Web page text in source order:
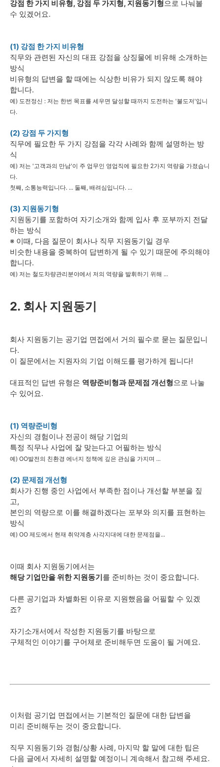
강점 한 가지 비유형, 강점 두 가지형, 지원동기형으로 나눠볼
수 있겠어요.
(1) 강점 한 가지 비유형
직무와 관련된 자신의 대표 강점을 상징물에 비유해 소개하는
방식
비유형의 답변을 할 때에는 식상한 비유가 되지 않도록 해야
합니다.
예) 도전정신 : 저는 한번 목표를 세우면 달성할 때까지 도전하는 '불도저'입니
다.
(2) 강점 두 가지형
직무에 필요한 두 가지 강점을 각각 사례와 함께 설명하는 방
식
예) 저는 '고객과의 만남'이 주 업무인 영업직에 필요한 2가지 역량을 가졌습니
다.
첫째, 소통능력입니다. ... 둘째, 배려심입니다. ...
(3) 지원동기형
지원동기를 포함하여 자기소개와 함께 입사 후 포부까지 전달
하는 방식
※ 이때, 다음 질문이 회사나 직무 지원동기일 경우
비슷한 내용을 중복하여 답변하게 될 수 있기 때문에 주의해야
합니다.
예) 저는 철도차량관리분야에서 저의 역량을 발휘하기 위해 ...
2. 회사 지원동기
회사 지원동기는 공기업 면접에서 거의 필수로 묻는 질문입니
다.
이 질문에서는 지원자의 기업 이해도를 평가하게 됩니다!
대표적인 답변 유형은 역량준비형과 문제점 개선형으로 나눌
수 있어요.
(1) 역량준비형
자신의 경험이나 전공이 해당 기업의
특정 직무나 사업에 잘 맞는다고 어필하는 방식
예) OO발전의 친환경 에너지 정책에 깊은 관심을 가지며 ...
(2) 문제점 개선형
회사가 진행 중인 사업에서 부족한 점이나 개선할 부분을 짚
고,
본인의 역량으로 이를 해결하겠다는 포부와 의지를 표현하는
방식
예) OO 제도에서 현재 취약계층 사각지대에 대한 문제점을...
이때 회사 지원동기에서는
해당 기업만을 위한 지원동기를 준비하는 것이 중요합니다.
다른 공기업과 차별화된 이유로 지원했음을 어필할 수 있겠
죠?
자기소개서에서 작성한 지원동기를 바탕으로
구체적인 이야기를 구어체로 준비해두면 도움이 될 거예요.
이처럼 공기업 면접에서는 기본적인 질문에 대한 답변을
미리 준비해두는 것이 중요합니다.
직무 지원동기와 경험/상황 사례, 마지막 할 말에 대한 팁은
다음 글에서 자세히 설명할 예정이니 계속해서 참고해 주세요.